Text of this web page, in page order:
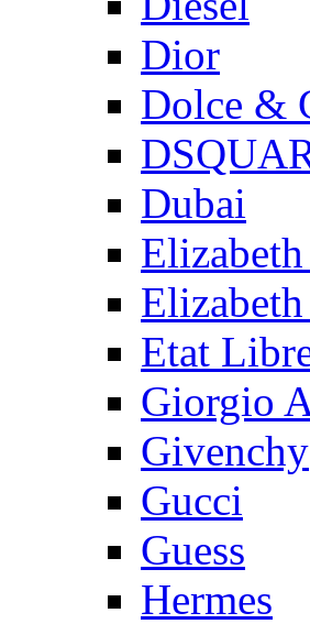
Dior
Dolce &
Dubai
Etat
Giorgio
Givenchy
Gucci
Guess
Hermes